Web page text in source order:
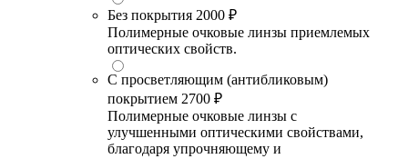
Без покрытия 2000 ₽
Полимерные очковые линзы приемлемых
оптических свойств.
С просветляющим (антибликовым)
покрытием 2700 ₽
Полимерные очковые линзы с
улучшенными оптическими свойствами,
благодаря упрочняющему и